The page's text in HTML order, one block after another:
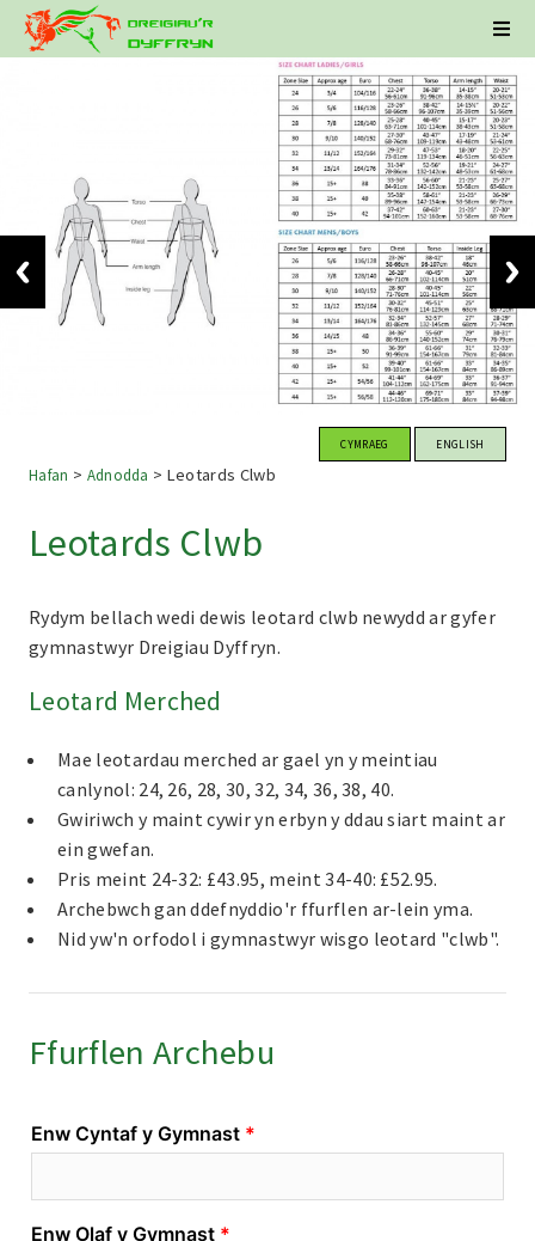
CYMRAEG ENGLISH
Hafan > Adnodda > Leotards Clwb
Leotards Clwb
Rydym bellach wedi dewis leotard clwb newydd ar gyfer
gymnastwyr Dreigiau Dyffryn.
Leotard Merched
Mae leotardau merched ar gael yn y meintiau
canlynol: 24, 26, 28, 30, 32, 34, 36, 38, 40.
Gwiriwch y maint cywir yn erbyn y ddau siart maint ar
ein gwefan.
Pris meint 24-32: £43.95, meint 34-40: £52.95.
Archebwch gan ddefnyddio'r ffurflen ar-lein yma.
Nid yw'n orfodol i gymnastwyr wisgo leotard "clwb".
Ffurflen Archebu